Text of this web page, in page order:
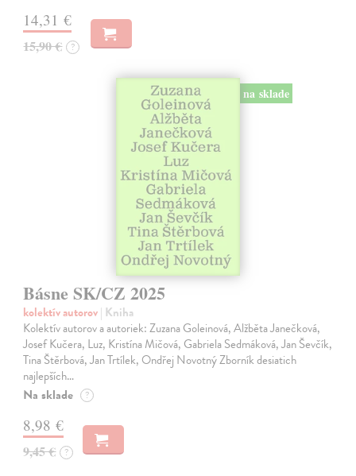
14,31 €
15,90 € ?
na sklade
Básne SK/CZ 2025
kolektív autorov| Kniha
Kolektív autorov a autoriek: Zuzana Goleinová, Alžběta Janečková,
Josef Kučera, Luz, Kristína Mičová, Gabriela Sedmáková, Jan Ševčík,
Tina Štěrbová, Jan Trtílek, Ondřej Novotný Zborník desiatich
najlepších…
Na sklade ?
8,98 €
9,45 € ?